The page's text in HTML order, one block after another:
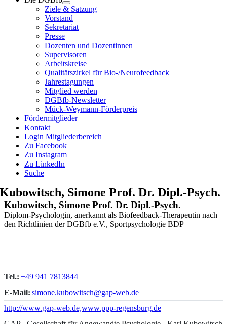
Ziele & Satzung
Vorstand
Sekretariat
Presse
Dozenten und Dozentinnen
Supervisoren
Arbeitskreise
Qualitätszirkel für Bio-/Neurofeedback
Jahrestagungen
Mitglied werden
DGBfb-Newsletter
Mück-Weymann-Förderpreis
Fördermitglieder
Kontakt
Login Mitgliederbereich
Zu Facebook
Zu Instagram
Zu LinkedIn
Suche
Kubowitsch, Simone Prof. Dr. Dipl.-Psych.
Kubowitsch, Simone Prof. Dr. Dipl.-Psych.
Diplom-Psychologin, anerkannt als Biofeedback-Therapeutin nach
den Richtlinien der DGBfb e.V., Sportpsychologie BDP
Tel.: +49 941 7813844
E-Mail: simone.kubowitsch@gap-web.de
http://www.gap-web.de,www.ppp-regensburg.de